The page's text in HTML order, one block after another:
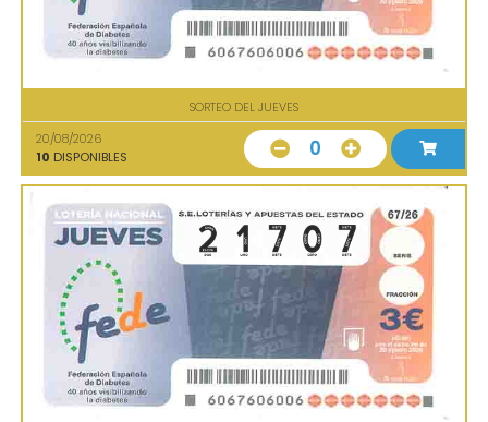
SORTEO DEL JUEVES
20/08/2026
10 DISPONIBLES 0